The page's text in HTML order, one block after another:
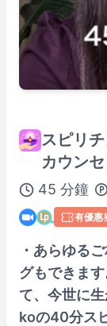
スピリ
カウン
45 分鐘
有優惠
・あらゆる
グもできま
て、今世に
koの40分ス